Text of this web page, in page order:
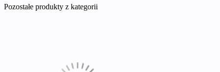
Pozostałe produkty z kategorii